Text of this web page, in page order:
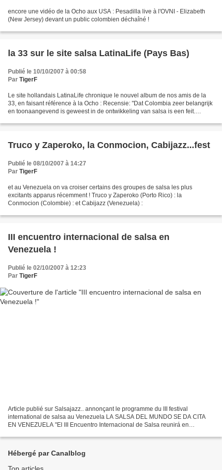
encore une vidéo de la Ocho aux USA : Pesadilla live à l'OVNI - Elizabeth
(New Jersey) devant un public colombien déchaîné !
la 33 sur le site salsa LatinaLife (Pays Bas)
Publié le 10/10/2007 à 00:58
Par TigerF
Le site hollandais LatinaLife chronique le nouvel album de nos amis de la
33, en faisant référence à la Ocho : Recensie: "Dat Colombia zeer belangrijk
en toonaangevend is geweest in de ontwikkeling van salsa is een feit.
Truco y Zaperoko, la Conmocion, Cabijazz...fest
Publié le 08/10/2007 à 14:27
Par TigerF
et au Venezuela on va croiser certains des groupes de salsa les plus
excitants apparus récemment ! Truco y Zaperoko (Porto Rico) : la
Conmocion (Colombie) : et Cabijazz (Venezuela) :
III encuentro internacional de salsa en
Venezuela !
Publié le 02/10/2007 à 12:23
Par TigerF
Article publié sur Salsajazz.. annonçant le programme du III festival
international de salsa au Venezuela LA SALSA DEL MUNDO SE DA CITA
EN VENEZUELA "El III Encuentro Internacional de Salsa reunirá en
Hébergé par Canalblog